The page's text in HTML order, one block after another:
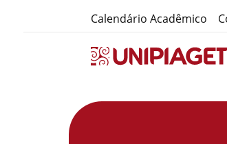
Calendário Acadêmico